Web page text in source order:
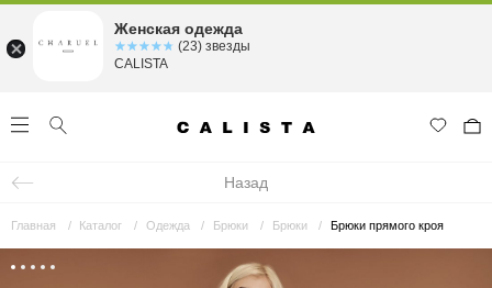
Назад
Главная Каталог Одежда Брюки Брюки Брюки прямого кроя
Женская одежда
☆☆☆☆☆
★★★★★ (23) звезды
CALISTA